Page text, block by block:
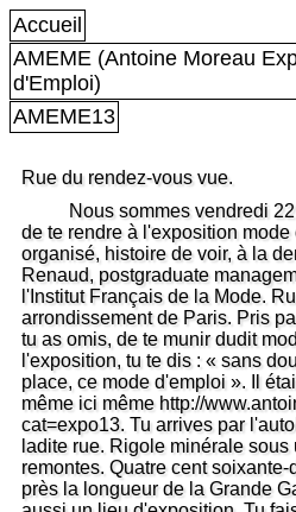
Accueil
AMEME (Antoine Moreau
d'Emploi)
AMEME13
Rue du rendez-vous vue.
Nous sommes vendredi 22
de te rendre à l'exposition mode
organisé, histoire de voir, à la
Renaud, postgraduate
l'Institut Français de la Mode.
arrondissement de Paris. Pris
tu as omis, de te munir dudit
l'exposition, tu te dis : « sans
place, ce mode d'emploi ». Il
même ici même http://
cat=expo13. Tu arrives par
ladite rue. Rigole minérale
remontes. Quatre cent
près la longueur de la Grande